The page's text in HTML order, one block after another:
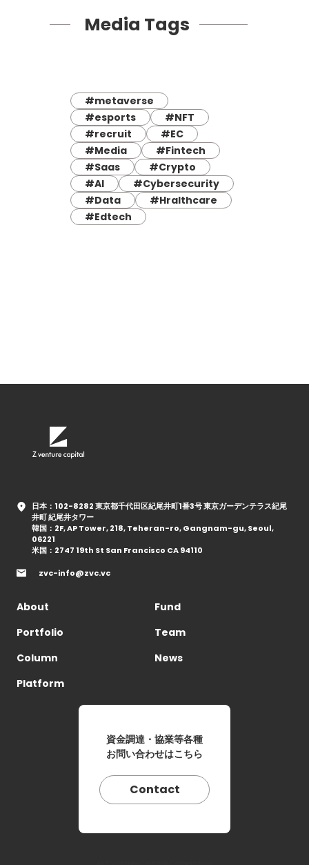
Media Tags
#metaverse
#esports
#NFT
#recruit
#EC
#Media
#Fintech
#Saas
#Crypto
#AI
#Cybersecurity
#Data
#Hralthcare
#Edtech
日本：102-8282 東京都千代田区紀尾井町1番3号 東京ガーデンテラス紀尾
井町 紀尾井タワー
韓国：2F, AP Tower, 218, Teheran-ro, Gangnam-gu, Seoul,
06221
米国：2747 19th St San Francisco CA 94110
zvc-info@zvc.vc
About
Fund
Portfolio
Team
Column
News
Platform
資金調達・協業等各種
お問い合わせはこちら
Contact